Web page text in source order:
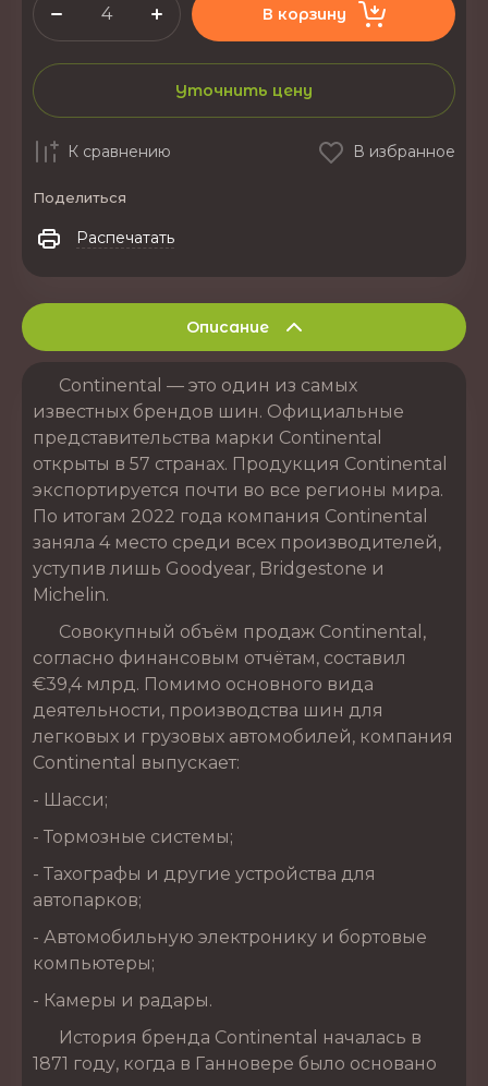
В корзину
Уточнить цену
К сравнению В избранное
Поделиться
Распечатать
Описание
Continental — это один из самых
известных брендов шин. Официальные
представительства марки Continental
открыты в 57 странах. Продукция Continental
экспортируется почти во все регионы мира.
По итогам 2022 года компания Continental
заняла 4 место среди всех производителей,
уступив лишь Goodyear, Bridgestone и
Michelin.
Совокупный объём продаж Continental,
согласно финансовым отчётам, составил
€39,4 млрд. Помимо основного вида
деятельности, производства шин для
легковых и грузовых автомобилей, компания
Continental выпускает:
- Шасси;
- Тормозные системы;
- Тахографы и другие устройства для
автопарков;
- Автомобильную электронику и бортовые
компьютеры;
- Камеры и радары.
История бренда Continental началась в
1871 году, когда в Ганновере было основано